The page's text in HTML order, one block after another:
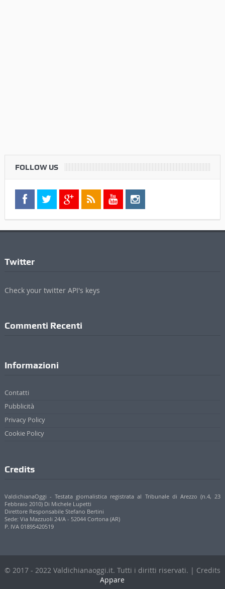
FOLLOW US
Twitter
Check your twitter API's keys
Commenti Recenti
Informazioni
Contatti
Pubblicità
Privacy Policy
Cookie Policy
Credits
ValdichianaOggi - Testata giornalistica registrata al Tribunale di Arezzo (n.4, 23
Febbraio 2010) Di Michele Lupetti
Direttore Responsabile Stefano Bertini
Sede: Via Mazzuoli 24/A - 52044 Cortona (AR)
P. IVA 01895420519
© 2017 - 2022 Valdichianaoggi.it. Tutti i diritti riservati. | Credits
Appare